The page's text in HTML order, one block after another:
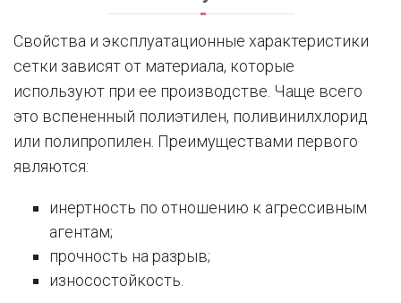
Свойства и эксплуатационные характеристики
сетки зависят от материала, которые
используют при ее производстве. Чаще всего
это вспененный полиэтилен, поливинилхлорид
или полипропилен. Преимуществами первого
являются:
инертность по отношению к агрессивным
агентам;
прочность на разрыв;
износостойкость.